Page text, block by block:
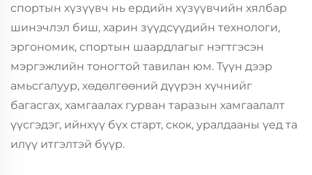
спортын хүзүүвч нь ердийн хүзүүвчийн хялбар
шинэчлэл биш, харин зүүдсүүдийн технологи,
эргономик, спортын шаардлагыг нэгтгэсэн
мэргэжлийн тоногтой тавилан юм. Түүн дээр
амьсгалуур, хөдөлгөөний дүүрэн хүчнийг
багасгах, хамгаалах гурван таразын хамгаалалт
үүсгэдэг, ийнхүү бүх старт, скок, уралдааны үед та
илүү итгэлтэй бүүр.